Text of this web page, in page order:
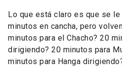
Lo que está claro es que se
minutos en cancha, pero
minutos para el Chacho? 20
dirigiendo? 20 minutos para
minutos para Hanga